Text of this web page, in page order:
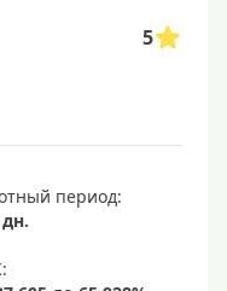
5
период: